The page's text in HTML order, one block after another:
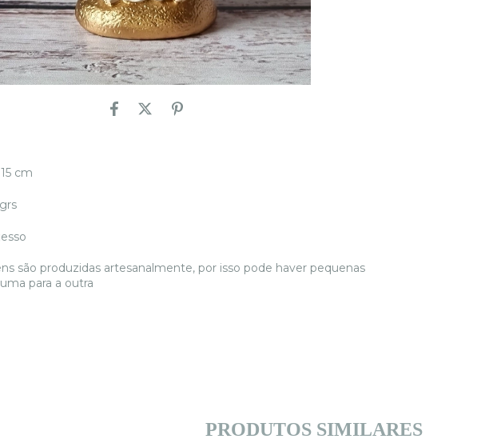
cm
são produzidas artesanalmente, por isso pode haver pequenas
para a outra
PRODUTOS SIMILARES